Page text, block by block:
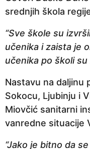
srednjih škola
“Sve škole su
učenika i zaista je
učenika po školi su
Nastavu na daljinu
Sokocu, Ljubinju i
Miovčić sanitarni
vanredne situacije
“Jako je bitno da